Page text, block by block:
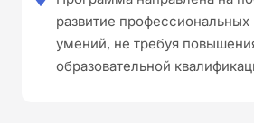
развитие профессиональных
умений, не требуя
образовательной